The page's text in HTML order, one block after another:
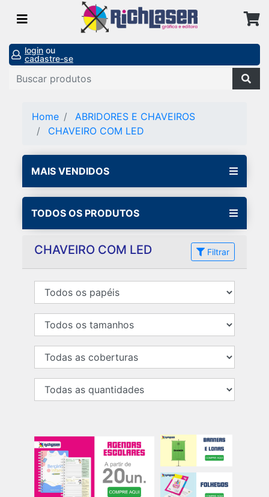
login ou
cadastre-se
Home
ABRIDORES E CHAVEIROS
CHAVEIRO COM LED
MAIS VENDIDOS
TODOS OS PRODUTOS
CHAVEIRO COM LED Filtrar